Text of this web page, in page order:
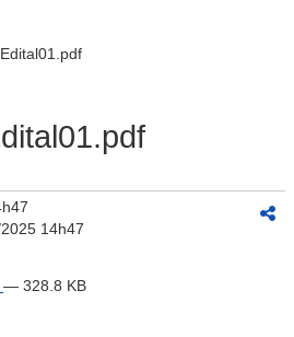
14h47
— 328.8 KB